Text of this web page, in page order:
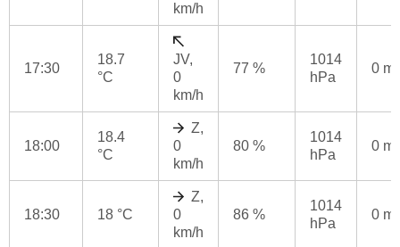
km/h
17:30
18.7
°C
JV,
0
km/h
77 %
1014
hPa
0
18:00
18.4
°C
Z,
0
km/h
80 %
1014
hPa
0
18:30 18 °C
Z,
0
km/h
86 %
1014
hPa
0